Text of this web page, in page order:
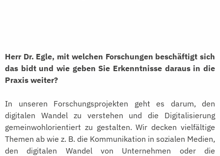
Herr Dr. Egle, mit welchen Forschungen beschäftigt sich
das bidt und wie geben Sie Erkenntnisse daraus in die
Praxis weiter?
In unseren Forschungsprojekten geht es darum, den
digitalen Wandel zu verstehen und die Digitalisierung
gemeinwohlorientiert zu gestalten. Wir decken vielfältige
Themen ab wie z. B. die Kommunikation in sozialen Medien,
den digitalen Wandel von Unternehmen oder die